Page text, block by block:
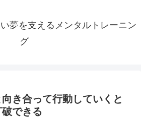
夢を支えるメンタルトレーニン
グ
き合って行動していくと
できる